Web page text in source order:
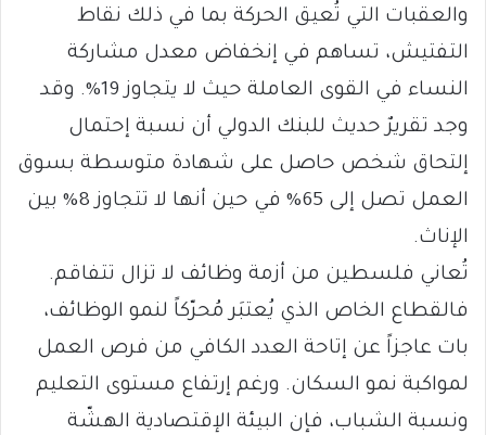
والعقبات التي تُعيق الحركة بما في ذلك نقاط
التفتيش، تساهم في إنخفاض معدل مشاركة
النساء في القوى العاملة حيث لا يتجاوز 19%. وقد
وجد تقريرٌ حديث للبنك الدولي أن نسبة إحتمال
إلتحاق شخص حاصل على شهادة متوسطة بسوق
العمل تصل إلى 65% في حين أنها لا تتجاوز 8% بين
الإناث.
تُعاني فلسطين من أزمة وظائف لا تزال تتفاقم.
فالقطاع الخاص الذي يُعتبَر مُحرّكاً لنمو الوظائف،
بات عاجزاً عن إتاحة العدد الكافي من فرص العمل
لمواكبة نمو السكان. ورغم إرتفاع مستوى التعليم
ونسبة الشباب، فإن البيئة الإقتصادية الهشّة